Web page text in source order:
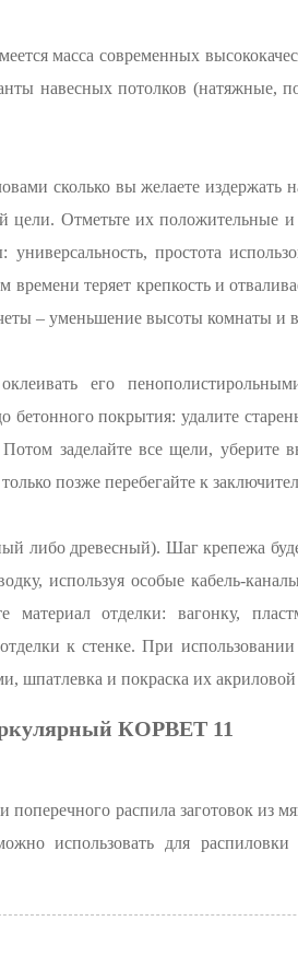
масса современных
навесных потолков (натяжные,
сколько вы желаете издержать
цели. Отметьте их положительные
простота
теряет крепкость и
– уменьшение высоты комнаты и
его
бетонного покрытия: удалите
заделайте все щели, уберите
позже перебегайте к
либо древесный). Шаг крепежа
используя особые кабель-
отделки: вагонку,
к стенке. При
шпатлевка и покраска их акриловой
КОРВЕТ 11
распила заготовок из
использовать для